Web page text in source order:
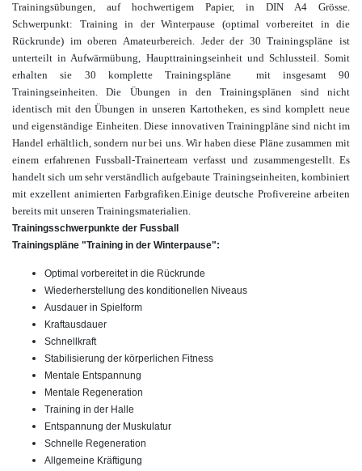
Trainingsübungen, auf hochwertigem Papier, in DIN A4 Grösse.
Schwerpunkt: Training in der Winterpause (optimal vorbereitet in die
Rückrunde) im oberen Amateurbereich. Jeder der 30 Trainingspläne ist
unterteilt in Aufwärmübung, Haupttrainingseinheit und Schlussteil. Somit
erhalten sie 30 komplette Trainingspläne mit insgesamt 90
Trainingseinheiten. Die Übungen in den Trainingsplänen sind nicht
identisch mit den Übungen in unseren Kartotheken, es sind komplett neue
und eigenständige Einheiten. Diese innovativen Trainingpläne sind nicht im
Handel erhältlich, sondern nur bei uns. Wir haben diese Pläne zusammen mit
einem erfahrenen Fussball-Trainerteam verfasst und zusammengestellt. Es
handelt sich um sehr verständlich aufgebaute Trainingseinheiten, kombiniert
mitexzellent animierten Farbgrafiken.Einige deutsche Profivereine arbeiten
bereits mit unseren Trainingsmaterialien.
Trainingsschwerpunkte der Fussball
Trainingspläne "Training in der Winterpause":
Optimal vorbereitet in die Rückrunde
Wiederherstellung des konditionellen Niveaus
Ausdauer in Spielform
Kraftausdauer
Schnellkraft
Stabilisierung der körperlichen Fitness
Mentale Entspannung
Mentale Regeneration
Training in der Halle
Entspannung der Muskulatur
Schnelle Regeneration
Allgemeine Kräftigung